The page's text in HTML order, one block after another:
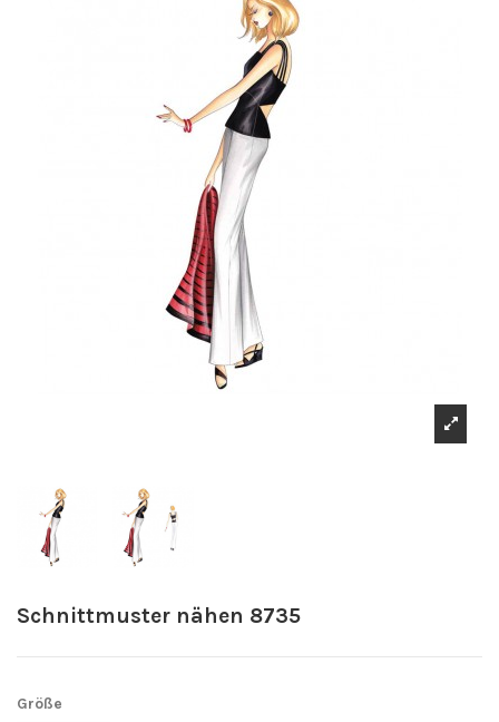
Schnittmuster nähen 8735
Größe